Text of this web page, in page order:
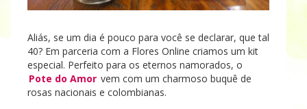
Aliás, se um dia é pouco para você se declarar, que tal
40? Em parceria com a Flores Online criamos um kit
especial. Perfeito para os eternos namorados, o
Pote do Amor vem com um charmoso buquê de
rosas nacionais e colombianas.